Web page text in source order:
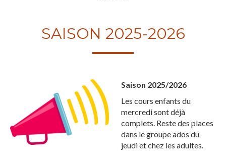
SAISON 2025-2026
Saison 2025/2026
Les cours enfants du
mercredi sont déjà
complets. Reste des places
dans le groupe ados du
jeudi et chez les adultes.